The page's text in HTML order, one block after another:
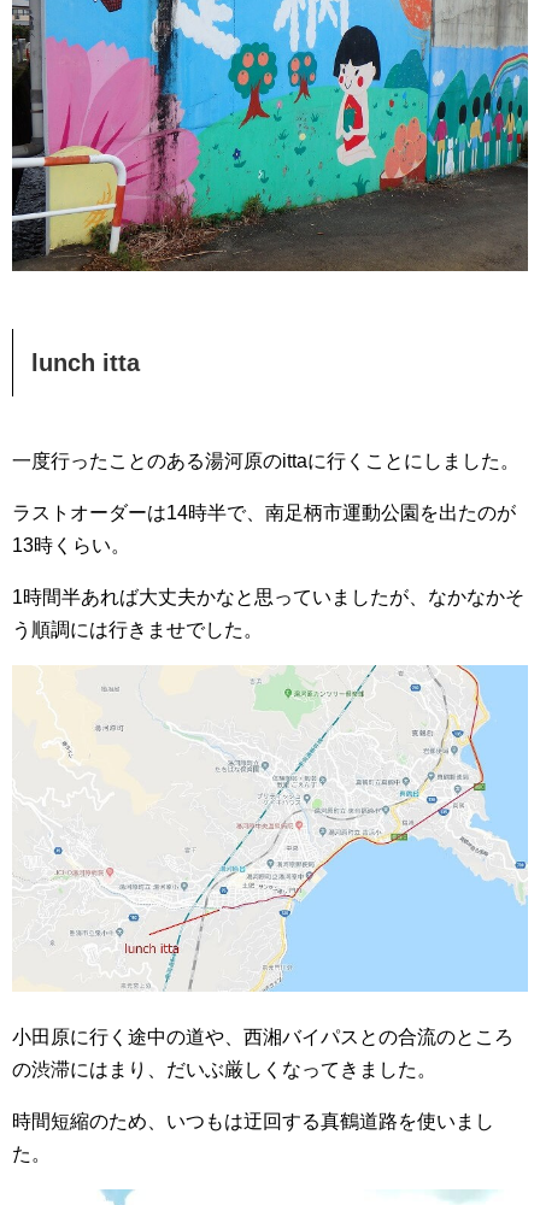
lunch itta
一度行ったことのある湯河原のittaに行くことにしました。
ラストオーダーは14時半で、南足柄市運動公園を出たのが
13時くらい。
1時間半あれば大丈夫かなと思っていましたが、なかなかそ
う順調には行きませでした。
小田原に行く途中の道や、西湘バイパスとの合流のところ
の渋滞にはまり、だいぶ厳しくなってきました。
時間短縮のため、いつもは迂回する真鶴道路を使いまし
た。